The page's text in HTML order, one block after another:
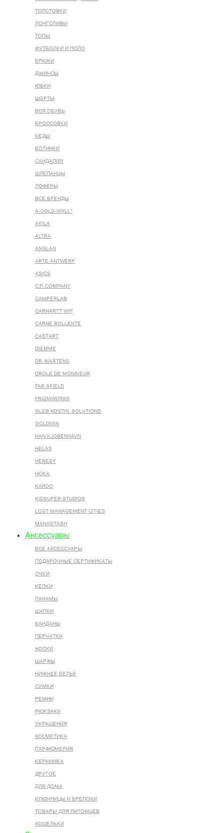
ТОЛСТОВКИ
ЛОНГСЛИВЫ
ТОПЫ
ФУТБОЛКИ И ПОЛО
БРЮКИ
ДЖИНСЫ
ЮБКИ
ШОРТЫ
ВСЯ ОБУВЬ
КРОССОВКИ
КЕДЫ
БОТИНКИ
САНДАЛИИ
ШЛЕПАНЦЫ
ЛОФЕРЫ
ВСЕ БРЕНДЫ
A-COLD-WALL*
AKILA
ALTRA
ANGLAN
ARTE ANTWERP
ASICS
C.P. COMPANY
CAMPERLAB
CARHARTT WIP
CARNE BOLLENTE
CASTART
DIEMME
DR. MARTENS
DROLE DE MONSIEUR
FAR AFIELD
FRIZMWORKS
GLEB KOSTIN .SOLUTIONS
GOLDWIN
HAN KJOBENHAVN
HELAS
HERESY
HOKA
KARDO
KIDSUPER STUDIOS
LOST MANAGEMENT CITIES
MANASTASH
Аксессуары
ВСЕ AКСЕССУАРЫ
ПОДАРОЧНЫЕ СЕРТИФИКАТЫ
ОЧКИ
КЕПКИ
ПАНАМЫ
ШАПКИ
БАНДАНЫ
ПЕРЧАТКИ
НОСКИ
ШАРФЫ
НИЖНЕЕ БЕЛЬЕ
СУМКИ
РЕМНИ
РЮКЗАКИ
УКРАШЕНИЯ
КОСМЕТИКА
ПАРФЮМЕРИЯ
КЕРАМИКА
ДРУГОЕ
ДЛЯ ДОМА
КЛЮЧНИЦЫ И БРЕЛОКИ
ТОВАРЫ ДЛЯ ПИТОМЦЕВ
КОШЕЛЬКИ